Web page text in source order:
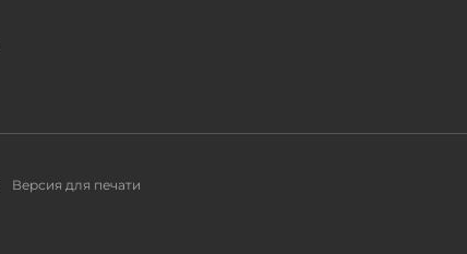
Версия для печати